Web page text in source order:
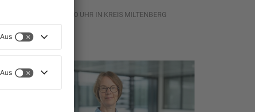
01.08.2026, 21:20 UHR IN KREIS MILTENBERG